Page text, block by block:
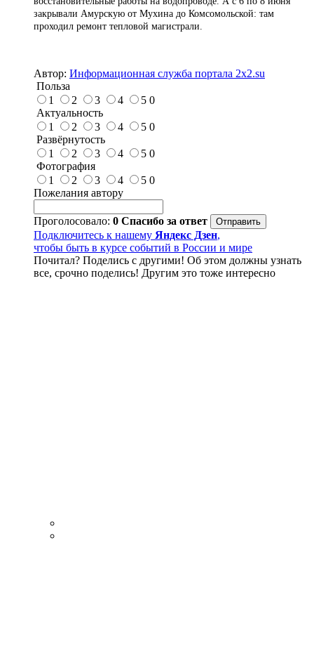
закрывали Амурскую от Мухина до Комсомольской: там
проходил ремонт тепловой магистрали.
Автор: Информационная служба портала 2x2.su
Польза
1
2 3 4 5 0
Актуальность
1
2 3 4 5 0
Развёрнутость
1
2 3 4 5 0
Фотография
1
2 3 4 5 0
Пожелания автору
Проголосовало: 0 Спасибо за ответ
Подключитесь к нашему Яндекс Дзен,
чтобы быть в курсе событий в России и мире
Почитал? Поделись с другими! Об этом должны узнать
все, срочно поделись! Другим это тоже интересно